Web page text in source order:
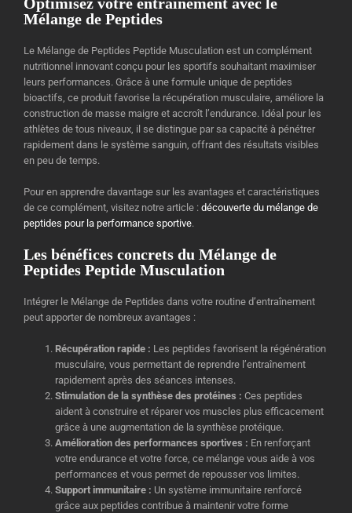
Optimisez votre entraînement avec le
Mélange de Peptides
Le Mélange de Peptides Peptide Musculation est un complément
nutritionnel innovant conçu pour les sportifs souhaitant maximiser
leurs performances. Grâce à une formule unique de peptides
bioactifs, ce produit favorise la récupération musculaire, améliore la
construction de masse maigre et accroît l’endurance. Idéal pour les
athlètes de tous niveaux, il se distingue par sa capacité à pénétrer
rapidement dans le système sanguin, offrant des résultats visibles
en peu de temps.
Pour en apprendre davantage sur les avantages et caractéristiques
de ce complément, visitez notre article : découverte du mélange de
peptides pour la performance sportive.
Les bénéfices concrets du Mélange de
Peptides Peptide Musculation
Intégrer le Mélange de Peptides dans votre routine d’entraînement
peut apporter de nombreux avantages :
Récupération rapide : Les peptides favorisent la régénération
musculaire, vous permettant de reprendre l’entraînement
rapidement après des séances intenses.
Stimulation de la synthèse des protéines : Ces peptides
aident à construire et réparer vos muscles plus efficacement
grâce à une augmentation de la synthèse protéique.
Amélioration des performances sportives : En renforçant
votre endurance et votre force, ce mélange vous aide à vos
performances et vous permet de repousser vos limites.
Support immunitaire : Un système immunitaire renforcé
grâce aux peptides contribue à maintenir votre forme